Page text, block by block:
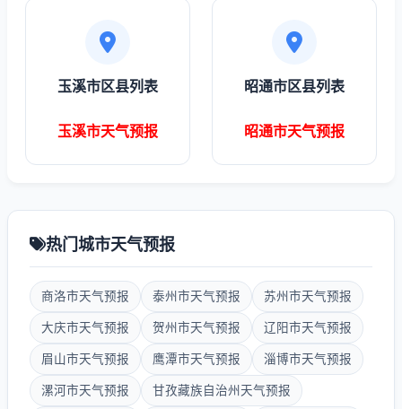
玉溪市区县列表
玉溪市天气预报
昭通市区县列表
昭通市天气预报
热门城市天气预报
商洛市天气预报 泰州市天气预报 苏州市天气预报
大庆市天气预报 贺州市天气预报 辽阳市天气预报
眉山市天气预报 鹰潭市天气预报 淄博市天气预报
漯河市天气预报 甘孜藏族自治州天气预报